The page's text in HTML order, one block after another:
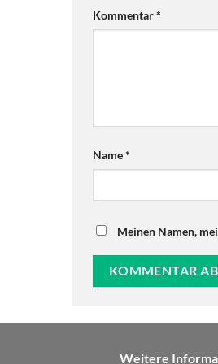
Kommentar*
Name*
Meinen Namen,
Weitere